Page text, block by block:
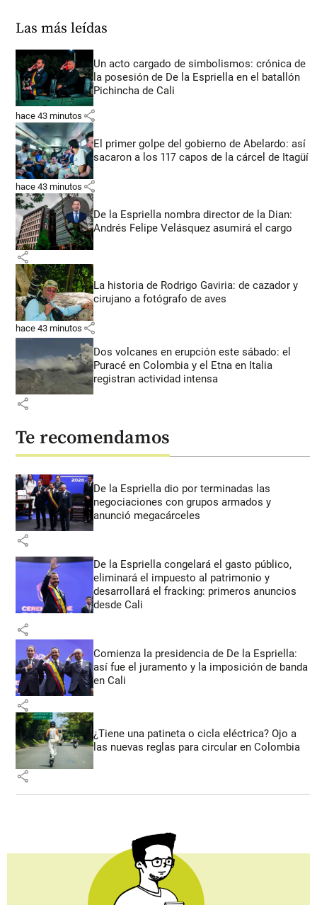
Las más leídas
Un acto cargado de simbolismos: crónica de
la posesión de De la Espriella en el batallón
Pichincha de Cali
hace 43 minutos share
El primer golpe del gobierno de Abelardo: así
sacaron a los 117 capos de la cárcel de Itagüí
hace 43 minutos share
De la Espriella nombra director de la Dian:
Andrés Felipe Velásquez asumirá el cargo
share
La historia de Rodrigo Gaviria: de cazador y
cirujano a fotógrafo de aves
hace 43 minutos share
Dos volcanes en erupción este sábado: el
Puracé en Colombia y el Etna en Italia
registran actividad intensa
share
Te recomendamos
De la Espriella dio por terminadas las
negociaciones con grupos armados y
anunció megacárceles
share
De la Espriella congelará el gasto público,
eliminará el impuesto al patrimonio y
desarrollará el fracking: primeros anuncios
desde Cali
share
Comienza la presidencia de De la Espriella:
así fue el juramento y la imposición de banda
en Cali
share
¿Tiene una patineta o cicla eléctrica? Ojo a
las nuevas reglas para circular en Colombia
share